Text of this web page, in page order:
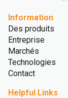
Information
Des produits
Entreprise
Marchés
Technologies
Contact
Helpful Links